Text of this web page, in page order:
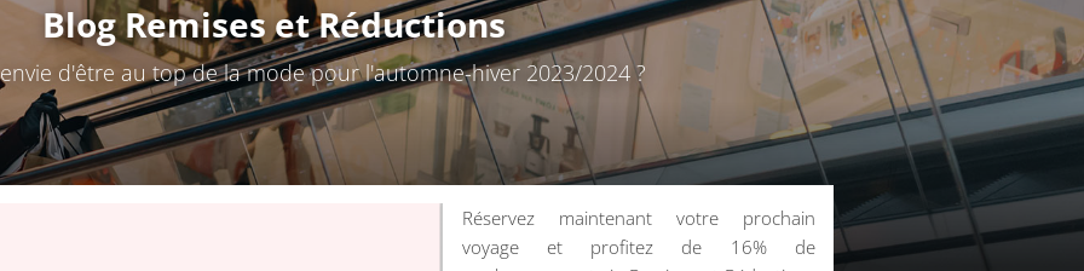
Blog Remises et Réductions
d'être au top de la mode pour l'automne-hiver 2023/2024 ?
Réservez maintenant votre prochain
voyage et profitez de 16% de